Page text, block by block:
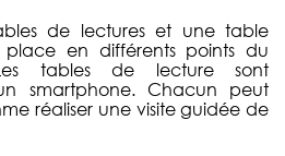
de lectures et une table
place en différents points du
tables de lecture sont
smartphone. Chacun peut
réaliser une visite guidée de